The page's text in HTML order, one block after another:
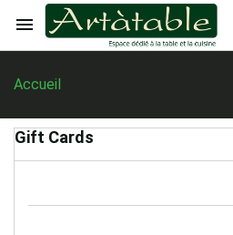

Accueil
Gift Cards